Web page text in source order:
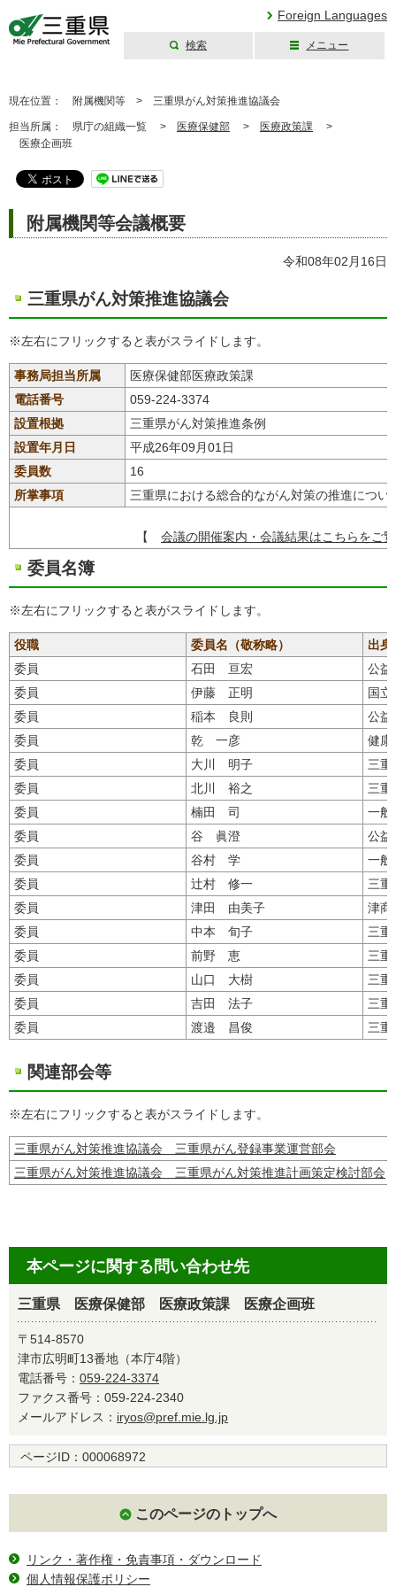
Foreign Languages
検索 メニュー
現在位置： 附属機関等 > 三重県がん対策推進協議会
担当所属： 県庁の組織一覧 > 医療保健部 > 医療政策課 >
医療企画班
附属機関等会議概要
令和08年02月16日
三重県がん対策推進協議会
※左右にフリックすると表がスライドします。
事務局担当所属
医療保健部医療政策課
電話番号
059-224-3374
設置根拠
三重県がん対策推進条例
設置年月日
平成26年09月01日
委員数
16
所掌事項
三重県における総合的ながん対策の推進につい
【 会議の開催案内・会議結果はこちらをご
委員名簿
※左右にフリックすると表がスライドします。
役職 委員名（敬称略）
出身
委員
石田 亘宏
公益
委員
伊藤 正明
国
委員
稲本 良則
公益
委員
乾 一彦
健康
委員
大川 明子
三重
委員
北川 裕之
三重
委員
楠田 司
一般
委員
谷 眞澄
公益
委員
谷村 学
一般
委員
辻村 修一
三重
委員
津田 由美子
津商
委員
中本 旬子
三重
委員
前野 恵
三重
委員
山口 大樹
三重
委員
吉田 法子
三重
委員
渡邉 昌俊 三重
関連部会等
※左右にフリックすると表がスライドします。
三重県がん対策推進協議会 三重県がん登録事業運営部会
三重県がん対策推進協議会 三重県がん対策推進計画策定検討部会
本ページに関する問い合わせ先
三重県 医療保健部 医療政策課 医療企画班
〒514-8570
津市広明町13番地（本庁4階）
電話番号： 059-224-3374
ファクス番号：059-224-2340
メールアドレス： iryos@pref.mie.lg.jp
ページID： 000068972
このページのトップへ
リンク・著作権・免責事項・ダウンロード
個人情報保護ポリシー